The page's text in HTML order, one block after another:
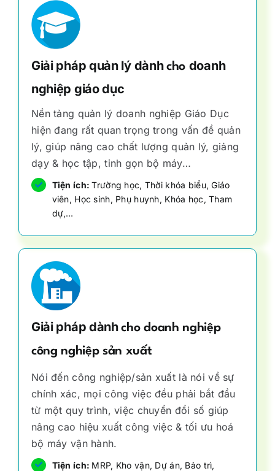
Giải pháp quản lý dànhcho doanh
nghiệp giáo dục
Nền tảng quản lý doanh nghiệp Giáo Dục
hiện đang rất quan trọng trong vấn đề quản
lý, giúp nâng cao chất lượng quản lý, giảng
dạy & học tập, tinh gọn bộ máy…
Tiện ích:Trường học, Thời khóa biểu, Giáo
viên, Học sinh, Phụ huynh, Khóa học, Tham
dự,…
Giải pháp dànhchodoanh nghiệp
công nghiệp sản xuất
Nói đến công nghiệp/sản xuất là nói về sự
chính xác, mọi công việc đều phải bắt đầu
từ một quy trình, việc chuyển đổi số giúp
nâng cao hiệu xuất công việc & tối ưu hoá
bộ máy vận hành.
Tiện ích: MRP, Kho vận, Dự án, Bảo trì,